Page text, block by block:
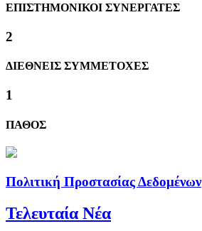
ΕΠΙΣΤΗΜΟΝΙΚΟΙ ΣΥΝΕΡΓΑΤΕΣ
2
ΔΙΕΘΝΕΙΣ ΣΥΜΜΕΤΟΧΕΣ
1
ΠΑΘΟΣ
Πολιτική Προστασίας Δεδομένων
Τελευταία Νέα